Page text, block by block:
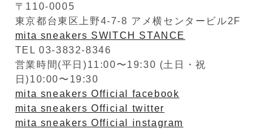
〒110-0005
東京都台東区上野4-7-8 アメ横センタービル2F
mita sneakers SWITCH STANCE
TEL 03-3832-8346
営業時間(平日)11:00〜19:30 (土日・祝
日)10:00〜19:30
mita sneakers Official facebook
mita sneakers Official twitter
mita sneakers Official instagram